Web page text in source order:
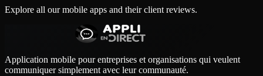
Explore all our mobile apps and their client reviews.
Application mobile pour entreprises et organisations qui veulent
communiquer simplement avec leur communauté.